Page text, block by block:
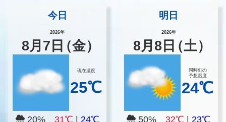
今日
2026年
8月 7 日（金）
現在温度
25℃
20% 31℃ 24℃
明日
2026年
8月8 日（土）
同時刻の
予想温度
24℃
50% 32℃ |23℃